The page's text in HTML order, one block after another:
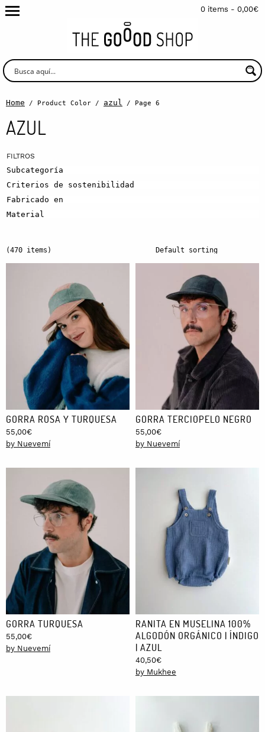
0 items - 0,00€
Home / Product Color / azul / Page 6
AZUL
Subcategoría
Criterios de sostenibilidad
Fabricado en
Material
(470 items)
GORRA ROSA Y TURQUESA
55,00€
by Nuevemí
GORRA TERCIOPELO NEGRO
55,00€
by Nuevemí
GORRA TURQUESA
55,00€
by Nuevemí
RANITA EN MUSELINA 100%
ALGODÓN ORGÁNICO | ÍNDIGO
| AZUL
40,50€
by Mukhee